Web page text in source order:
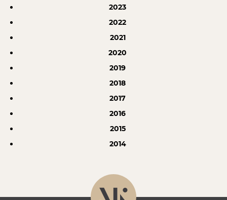
2023
2022
2021
2020
2019
2018
2017
2016
2015
2014